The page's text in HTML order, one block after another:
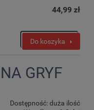
44,99 zł
Do koszyka
GRYF
Dostępność:duża ilość